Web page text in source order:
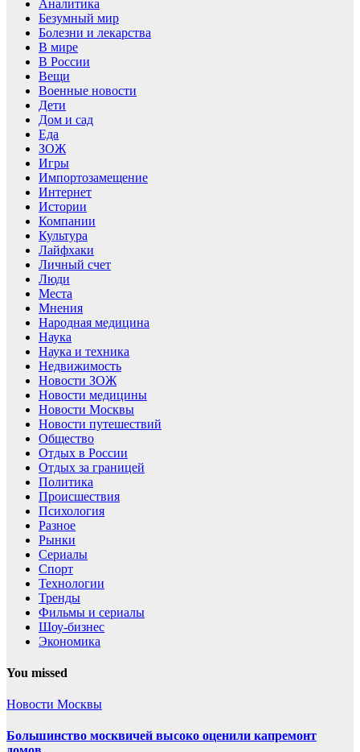
Аналитика
Безумный мир
Болезни и лекарства
В мире
В России
Вещи
Военные новости
Дети
Дом и сад
Еда
ЗОЖ
Игры
Импортозамещение
Интернет
Истории
Компании
Культура
Лайфхаки
Личный счет
Люди
Места
Мнения
Народная медицина
Наука
Наука и техника
Недвижимость
Новости ЗОЖ
Новости медицины
Новости Москвы
Новости путешествий
Общество
Отдых в России
Отдых за границей
Политика
Происшествия
Психология
Разное
Рынки
Сериалы
Спорт
Технологии
Тренды
Фильмы и сериалы
Шоу-бизнес
Экономика
You missed
Новости Москвы
Большинство москвичей высоко оценили капремонт